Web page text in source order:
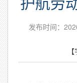
发布时间：